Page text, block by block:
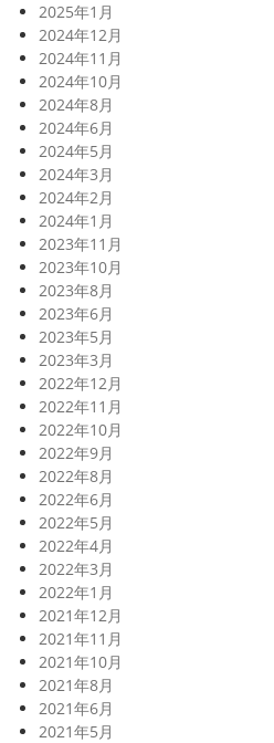
2025年1月
2024年12月
2024年11月
2024年10月
2024年8月
2024年6月
2024年5月
2024年3月
2024年2月
2024年1月
2023年11月
2023年10月
2023年8月
2023年6月
2023年5月
2023年3月
2022年12月
2022年11月
2022年10月
2022年9月
2022年8月
2022年6月
2022年5月
2022年4月
2022年3月
2022年1月
2021年12月
2021年11月
2021年10月
2021年8月
2021年6月
2021年5月